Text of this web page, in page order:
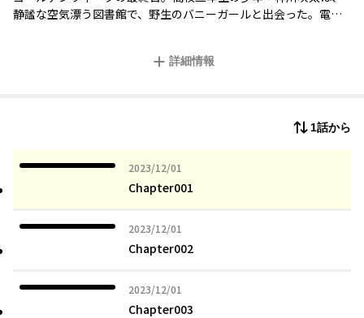
静謐な空気漂う図書館で、野生のバニーガールと出会った――。電撃
詳細情報
1話から
2023/12/01
2023年12月01日
Chapter001
2023/12/01
2023年12月01日
Chapter002
2023/12/01
2023年12月01日
Chapter003